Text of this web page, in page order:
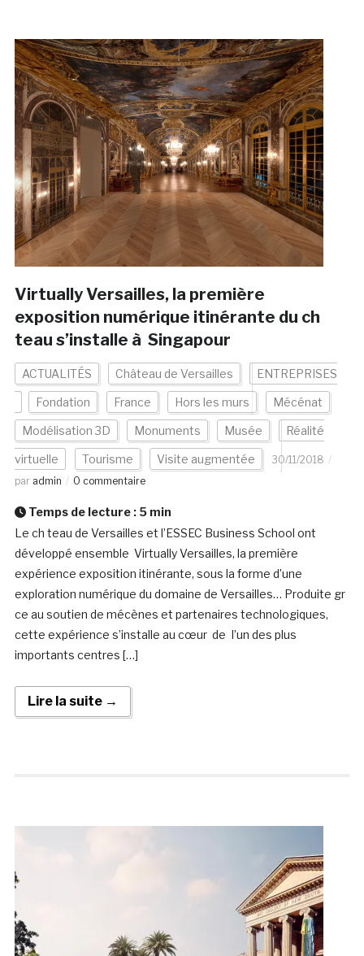
Virtually Versailles, la première
exposition numérique itinérante du ch
teau s’installe à Singapour
ACTUALITÉS Château de Versailles ENTREPRISES
Fondation France Hors les murs Mécénat
Modélisation 3D Monuments Musée Réalité
virtuelle Tourisme Visite augmentée
30/11/2018
par admin 0 commentaire
Temps de lecture : 5 min
Le ch teau de Versailles et l’ESSEC Business School ont
développé ensemble Virtually Versailles, la première
expérience exposition itinérante, sous la forme d’une
exploration numérique du domaine de Versailles… Produite gr
ce au soutien de mécènes et partenaires technologiques,
cette expérience s’installe au cœur de I’un des plus
importants centres […]
Lire la suite →